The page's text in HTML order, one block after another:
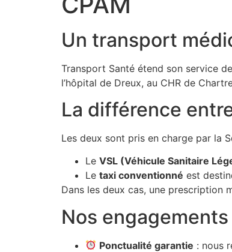
Un transport
Transport Santé étend son service
l’hôpital de Dreux, au CHR de
La différence
Les deux sont pris en charge par la
Le VSL (Véhicule Sanitaire
Le taxi conventionné est
Dans les deux cas, une prescription
Nos
Ponctualité garantie : nous